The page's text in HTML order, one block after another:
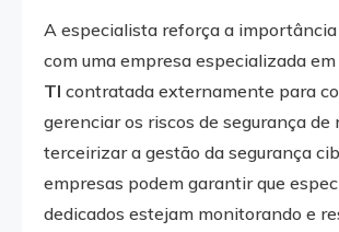
A especialista reforça a
com uma empresa especializada em
TI contratada externamente para
gerenciar os riscos de segurança de
terceirizar a gestão da segurança
empresas podem garantir que
dedicados estejam monitorando e